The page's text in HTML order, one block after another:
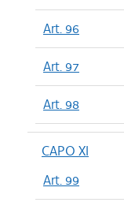
Art. 96
Art. 97
Art. 98
CAPO XI
Art. 99